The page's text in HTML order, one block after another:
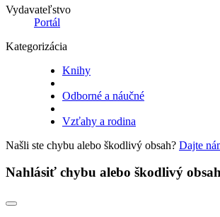
Vydavateľstvo
Portál
Kategorizácia
Knihy
Odborné a náučné
Vzťahy a rodina
Našli ste chybu alebo škodlivý obsah? Dajte
Nahlásiť chybu alebo škodlivý